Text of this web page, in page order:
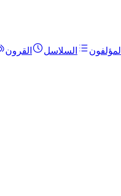
المؤلفون السلاسل القرون